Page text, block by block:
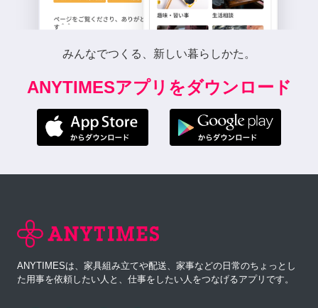
みんなでつくる、新しい暮らしかた。
ANYTIMESアプリをダウンロード
ANYTIMESは、家具組み立てや配送、家事などの日常のちょっとし
た用事を依頼したい人と、仕事をしたい人をつなげるアプリです。